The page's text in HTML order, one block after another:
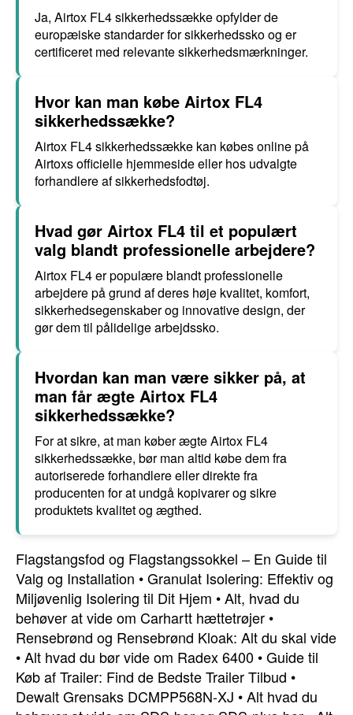
Ja, Airtox FL4 sikkerhedssække opfylder de
europæiske standarder for sikkerhedssko og er
certificeret med relevante sikkerhedsmærkninger.
Hvor kan man købe Airtox FL4
sikkerhedssække?
Airtox FL4 sikkerhedssække kan købes online på
Airtoxs officielle hjemmeside eller hos udvalgte
forhandlere af sikkerhedsfodtøj.
Hvad gør Airtox FL4 til et populært
valg blandt professionelle arbejdere?
Airtox FL4 er populære blandt professionelle
arbejdere på grund af deres høje kvalitet, komfort,
sikkerhedsegenskaber og innovative design, der
gør dem til pålidelige arbejdssko.
Hvordan kan man være sikker på, at
man får ægte Airtox FL4
sikkerhedssække?
For at sikre, at man køber ægte Airtox FL4
sikkerhedssække, bør man altid købe dem fra
autoriserede forhandlere eller direkte fra
producenten for at undgå kopivarer og sikre
produktets kvalitet og ægthed.
Flagstangsfod og Flagstangssokkel – En Guide til
Valg og Installation •Granulat Isolering: Effektiv og
Miljøvenlig Isolering til Dit Hjem •Alt, hvad du
behøver at vide om Carhartt hættetrøjer •
Rensebrønd og Rensebrønd Kloak: Alt du skal vide
•Alt hvad du bør vide om Radex 6400 •Guide til
Køb af Trailer: Find de Bedste Trailer Tilbud •
Dewalt Grensaks DCMPP568N-XJ •Alt hvad du